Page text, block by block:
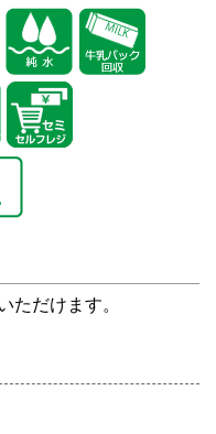
ただけます。